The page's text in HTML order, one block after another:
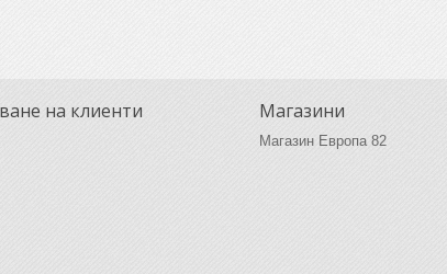
на клиенти Магазини
Магазин Европа 82